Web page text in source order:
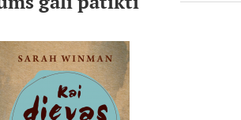
yra viena iš šių knygų.
papasakotas pagrindinio herojaus
piešia vieno žmogaus smukimą į psichinę
novatoriškas romanas, vienas įdomiausių